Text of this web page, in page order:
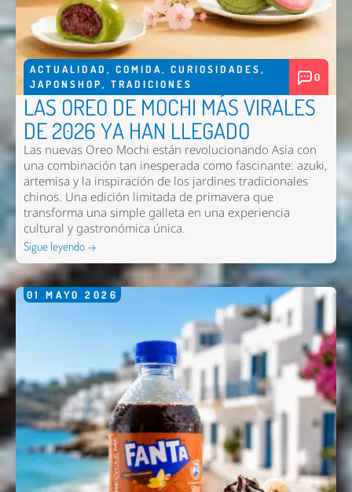
ACTUALIDAD , COMIDA, CURIOSIDADES,
JAPONSHOP, TRADICIONES
0
LAS OREO DE MOCHI MÁS VIRALES
DE 2026 YA HAN LLEGADO
Las nuevas Oreo Mochi están revolucionando Asia con
una combinación tan inesperada como fascinante: azuki,
artemisa y la inspiración de los jardines tradicionales
chinos. Una edición limitada de primavera que
transforma una simple galleta en una experiencia
cultural y gastronómica única.
Sigue leyendo →
01 MAYO 2026